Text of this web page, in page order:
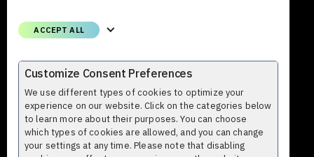
Email
ACCEPT ALL
Customize Consent Preferences
We use different types of cookies to optimize your
experience on our website. Click on the categories below
to learn more about their purposes. You can choose
which types of cookies are allowed, and you can change
your settings at any time. Please note that disabling